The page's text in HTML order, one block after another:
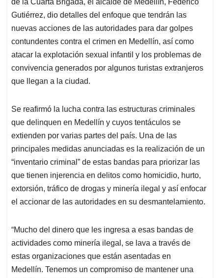
de la Cuarta Brigada, el alcalde de Medellín, Federico
Gutiérrez, dio detalles del enfoque que tendrán las
nuevas acciones de las autoridades para dar golpes
contundentes contra el crimen en Medellín, así como
atacar la explotación sexual infantil y los problemas de
convivencia generados por algunos turistas extranjeros
que llegan a la ciudad.
Se reafirmó la lucha contra las estructuras criminales
que delinquen en Medellín y cuyos tentáculos se
extienden por varias partes del país. Una de las
principales medidas anunciadas es la realización de un
“inventario criminal” de estas bandas para priorizar las
que tienen injerencia en delitos como homicidio, hurto,
extorsión, tráfico de drogas y minería ilegal y así enfocar
el accionar de las autoridades en su desmantelamiento.
“Mucho del dinero que les ingresa a esas bandas de
actividades como minería ilegal, se lava a través de
estas organizaciones que están asentadas en
Medellín. Tenemos un compromiso de mantener una